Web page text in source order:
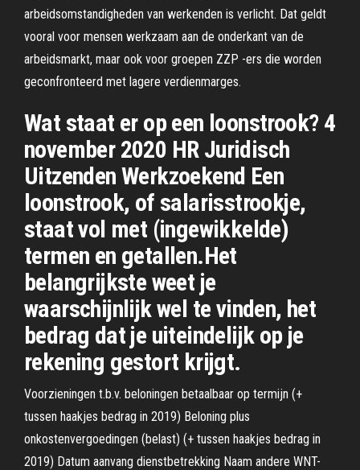
arbeidsomstandigheden van werkenden is verlicht. Dat geldt
vooral voor mensen werkzaam aan de onderkant van de
arbeidsmarkt, maar ook voor groepen ZZP -ers die worden
geconfronteerd met lagere verdienmarges.
Wat staat er op een loonstrook? 4
november 2020 HR Juridisch
Uitzenden Werkzoekend Een
loonstrook, of salarisstrookje,
staat vol met (ingewikkelde)
termen en getallen.Het
belangrijkste weet je
waarschijnlijk wel te vinden, het
bedrag dat je uiteindelijk op je
rekening gestort krijgt.
Voorzieningen t.b.v. beloningen betaalbaar op termijn (+
tussen haakjes bedrag in 2019) Beloning plus
onkostenvergoedingen (belast) (+ tussen haakjes bedrag in
2019) Datum aanvang dienstbetrekking Naam andere WNT-